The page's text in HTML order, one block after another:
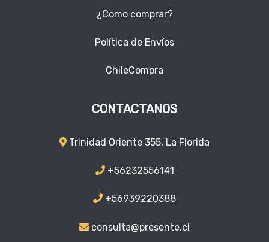
¿Como comprar?
Política de Envíos
ChileCompra
CONTACTANOS
Trinidad Oriente 355, La Florida
+56232556141
+56939220388
consulta@presente.cl